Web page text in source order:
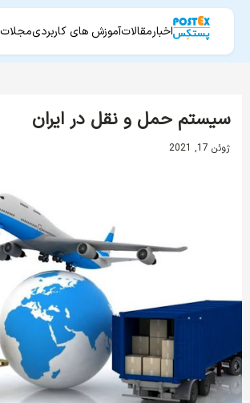
اخبارمقالاتآموزش های کاربردیمجلات
سیستم حمل و نقل در ایران
ژوئن 17, 2021